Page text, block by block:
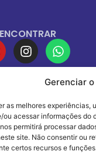
Gerenciar
as melhores experiências,
ou acessar informações do
permitirá processar
site. Não consentir ou
certos recursos e